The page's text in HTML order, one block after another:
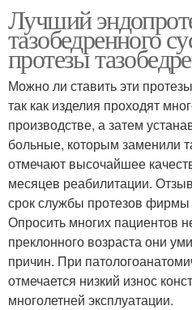
Лучший
тазобедренного
протезы
Можно ли ставить эти
так как изделия проходят
производстве, а затем
больные, которым заменили
отмечают высочайшее
месяцев реабилитации.
срок службы протезов
Опросить многих пациентов
преклонного возраста они
причин. При
отмечается низкий износ
многолетней эксплуатации.